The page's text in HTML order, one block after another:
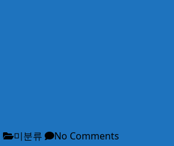
미분류 No Comments